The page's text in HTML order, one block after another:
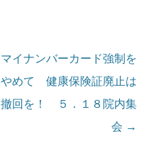
マイナンバーカード強制を
やめて 健康保険証廃止は
撤回を！ ５．１８院内集
会 →